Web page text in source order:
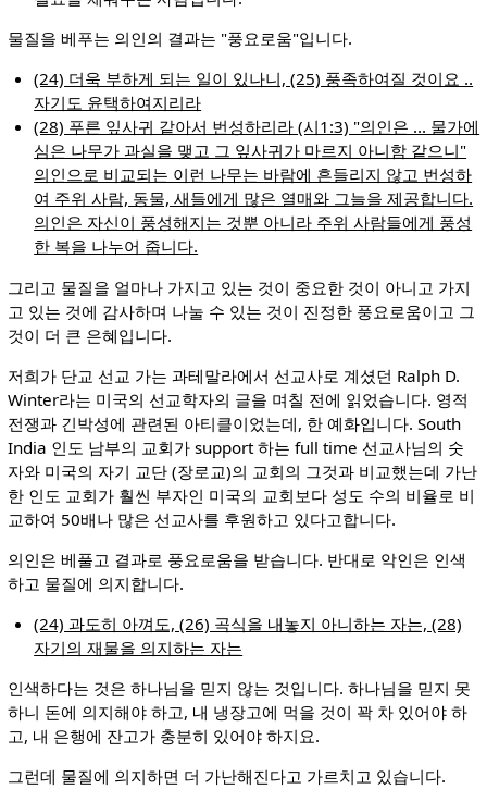
물질을 베푸는 의인의 결과는 "풍요로움"입니다.
(24) 더욱 부하게 되는 일이 있나니, (25) 풍족하여질 것이요 ..
자기도 윤택하여지리라
(28) 푸른 잎사귀 같아서 번성하리라 (시1:3) "의인은 ... 물가에
심은 나무가 과실을 맺고 그 잎사귀가 마르지 아니함 같으니"
의인으로 비교되는 이런 나무는 바람에 흔들리지 않고 번성하
여 주위 사람, 동물, 새들에게 많은 열매와 그늘을 제공합니다.
의인은 자신이 풍성해지는 것뿐 아니라 주위 사람들에게 풍성
한 복을 나누어 줍니다.
그리고 물질을 얼마나 가지고 있는 것이 중요한 것이 아니고 가지
고 있는 것에 감사하며 나눌 수 있는 것이 진정한 풍요로움이고 그
것이 더 큰 은혜입니다.
저희가 단교 선교 가는 과테말라에서 선교사로 계셨던 Ralph D.
Winter라는 미국의 선교학자의 글을 며칠 전에 읽었습니다. 영적
전쟁과 긴박성에 관련된 아티클이었는데, 한 예화입니다. South
India 인도 남부의 교회가 support 하는 full time 선교사님의 숫
자와 미국의 자기 교단 (장로교)의 교회의 그것과 비교했는데 가난
한 인도 교회가 훨씬 부자인 미국의 교회보다 성도 수의 비율로 비
교하여 50배나 많은 선교사를 후원하고 있다고합니다.
의인은 베풀고 결과로 풍요로움을 받습니다. 반대로 악인은 인색
하고 물질에 의지합니다.
(24) 과도히 아껴도, (26) 곡식을 내놓지 아니하는 자는, (28)
자기의 재물을 의지하는 자는
인색하다는 것은 하나님을 믿지 않는 것입니다. 하나님을 믿지 못
하니 돈에 의지해야 하고, 내 냉장고에 먹을 것이 꽉 차 있어야 하
고, 내 은행에 잔고가 충분히 있어야 하지요.
그런데 물질에 의지하면 더 가난해진다고 가르치고 있습니다.